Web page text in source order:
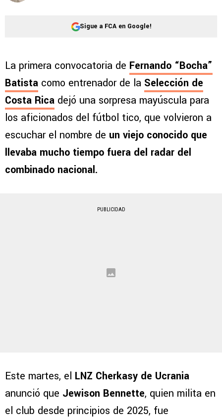
Sigue a FCA en Google!
La primera convocatoria de Fernando “Bocha”
Batista como entrenador de la Selección de
Costa Rica dejó una sorpresa mayúscula para
los aficionados del fútbol tico, que volvieron a
escuchar el nombre de un viejo conocido que
llevaba mucho tiempo fuera del radar del
combinado nacional.
PUBLICIDAD
Este martes, el LNZ Cherkasy de Ucrania
anunció que Jewison Bennette, quien milita en
el club desde principios de 2025, fue